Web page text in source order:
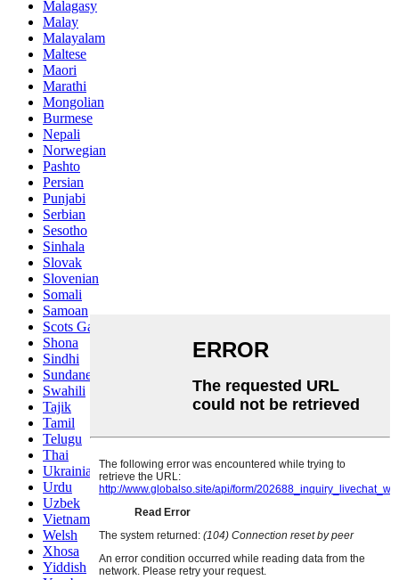
Malagasy
Malay
Malayalam
Maltese
Maori
Marathi
Mongolian
Burmese
Nepali
Norwegian
Pashto
Persian
Punjabi
Serbian
Sesotho
Sinhala
Slovak
Slovenian
Somali
Samoan
Scots Gaelic
Shona
Sindhi
Sundanese
Swahili
Tajik
Tamil
Telugu
Thai
Ukrainian
Urdu
Uzbek
Vietnamese
Welsh
Xhosa
Yiddish